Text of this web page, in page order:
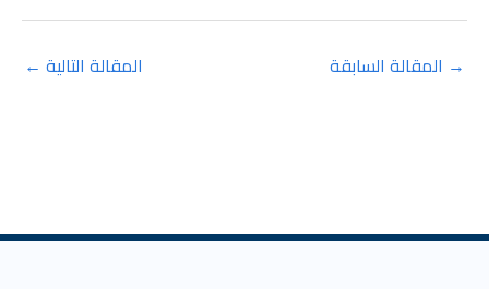
→ المقالة السابقة المقالة التالية ←